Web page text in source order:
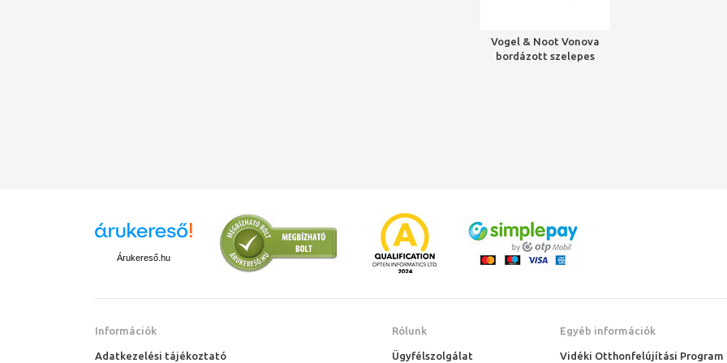
Vogel & Noot Vonova
bordázott szelepes
Árukereső.hu
Információk
Adatkezelési tájékoztató
Rólunk
Ügyfélszolgálat
Egyéb információk
Vidéki Otthonfelújítási Program